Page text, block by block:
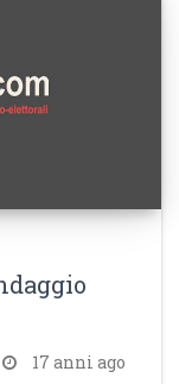
17 anni ago